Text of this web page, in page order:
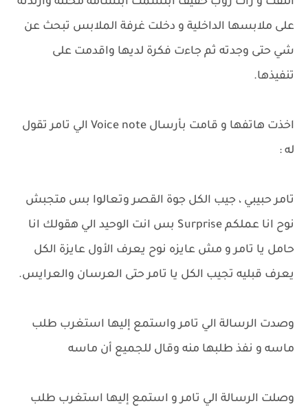
على ملابسها الداخلية و دخلت غرفة الملابس تبحث عن
شي حتى وجدته ثم جاءت فكرة لديها واقدمت على
تنفيذها.
اخذت هاتفها و قامت بأرسال Voice note الي تامر تقول
له :
تامر حبيبي ، جيب الكل جوة القصر وتعالوا بس متجبش
نوح انا عملكم Surprise بس انت الوحيد الي هقولك انا
حامل يا تامر و مش عايزه نوح يعرف الأول عايزة الكل
يعرف قبليه تجيب الكل يا تامر حتى العرسان والعرايس.
وصدت الرسالة الي تامر واستمع إليها استغرب طلب
ماسه و نفذ طلبها منه وقال للجميع أن ماسه
وصلت الرسالة الي تامر و استمع إليها استغرب طلب